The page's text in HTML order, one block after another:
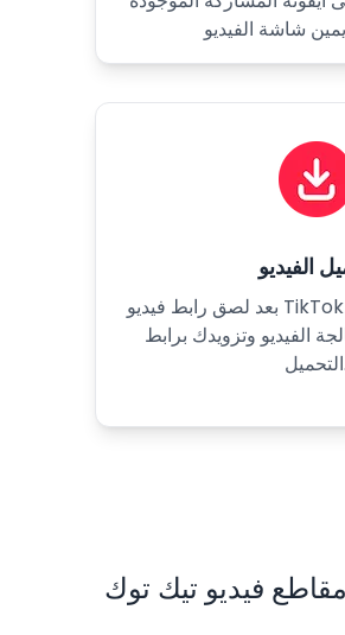
الفيديو
بعد لصق رابط فيديو TikTok، انقر على زر "تنزيل".
الفيديو وتزويدك برابط
التحميل.
فيديو تيك توك